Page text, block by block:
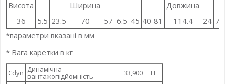
Висота Ширина
Довжина
36
5.5 23.5 70 57 6.5 45 40 81 114.4 24
*параметри вказані в мм
* Вага каретки в кг
Cdyn Динамічна
вантажопідйомність 33,900 Н